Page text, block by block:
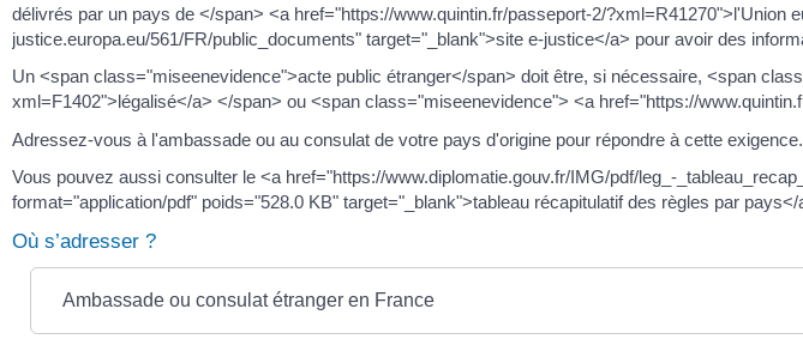
délivrés par un pays de </span> <a href="https://www.quintin.fr/passeport-2/?xml=R41270">l'Union
justice.europa.eu/561/FR/public_documents" target="_blank">site e-justice</a> pour avoir des
Un <span class="miseenevidence">acte public étranger</span> doit être, si nécessaire, <span
xml=F1402">légalisé</a> </span> ou <span class="miseenevidence"> <a href="https://
Adressez-vous à l'ambassade ou au consulat de votre pays d'origine pour répondre à cette exigence.
Vous pouvez aussi consulter le <a href="https://www.diplomatie.gouv.fr/IMG/pdf/leg_-
format="application/pdf" poids="528.0 KB" target="_blank">tableau récapitulatif des règles par
Où s’adresser ?
Ambassade ou consulat étranger en France